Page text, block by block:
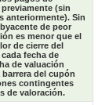
(sin
anteriormente). Sin
de peor
es menor que el
de cierre del
fecha de
de valuación
del cupón
contingentes
de valoración.